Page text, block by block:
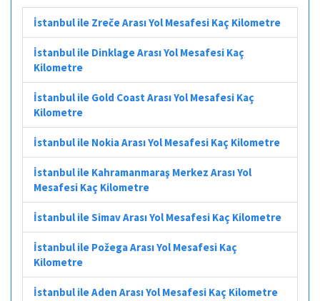
İstanbul ile Zreče Arası Yol Mesafesi Kaç Kilometre
İstanbul ile Dinklage Arası Yol Mesafesi Kaç
Kilometre
İstanbul ile Gold Coast Arası Yol Mesafesi Kaç
Kilometre
İstanbul ile Nokia Arası Yol Mesafesi Kaç Kilometre
İstanbul ile Kahramanmaraş Merkez Arası Yol
Mesafesi Kaç Kilometre
İstanbul ile Simav Arası Yol Mesafesi Kaç Kilometre
İstanbul ile Požega Arası Yol Mesafesi Kaç
Kilometre
İstanbul ile Aden Arası Yol Mesafesi Kaç Kilometre